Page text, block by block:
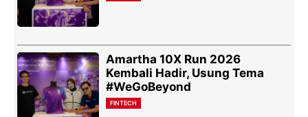
Amartha 10X Run 2026
Kembali Hadir, Usung Tema
#WeGoBeyond
FINTECH